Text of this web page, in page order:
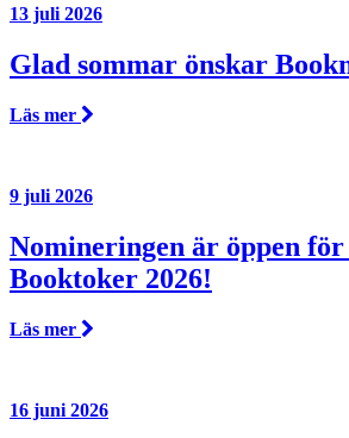
13 juli 2026
Glad sommar önskar
Läs mer
9 juli 2026
Nomineringen är öppen
Booktoker 2026!
Läs mer
16 juni 2026